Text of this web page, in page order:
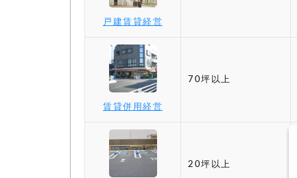
戸建賃貸経営
賃貸併用経営
70坪以上
20坪以上